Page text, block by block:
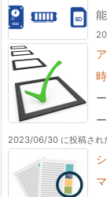
2023/06/30 に投稿され